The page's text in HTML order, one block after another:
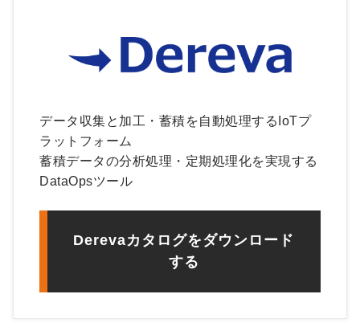
データ収集と加工・蓄積を自動処理するIoTプ
ラットフォーム
蓄積データの分析処理・定期処理化を実現する
DataOpsツール
Derevaカタログをダウンロード
する